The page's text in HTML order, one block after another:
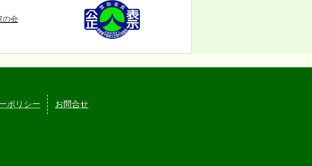
の会
ポリシー お問合せ